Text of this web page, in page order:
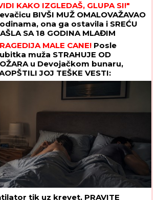
KAKO IZGLEDAŠ, GLUPA SI!"
BIVŠI MUŽ OMALOVAŽAVAO
ona ga ostavila i SREĆU
SA 18 GODINA MLAĐIM
MALЕ CANE! Posle
muža STRAHUJE OD
u Devojačkom bunaru,
JOJ TEŠKE VESTI:
SAM SE!"
tik uz krevet, PRAVITE